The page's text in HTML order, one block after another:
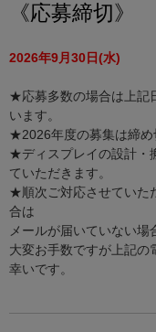
《応募締切》
2026年9月30日(水)
★応募多数の場合は上記
います。
★2026年度の募集は締め
★ディスプレイの設計・
ていただきます。
★順次ご対応させていた
合は
メールが届いていない場
大変お手数ですが上記の
幸いです。